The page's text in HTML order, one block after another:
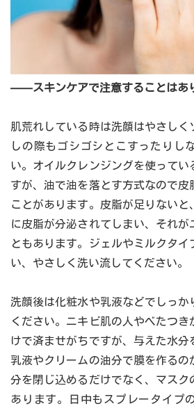
――スキンケアで注意することはあ
肌荒れしている時は洗顔はやさしく
しの際もゴシゴシとこすったりし
い。オイルクレンジングを使って
すが、油で油を落とす方式なので皮
ことがあります。皮脂が足りないと
に皮脂が分泌されてしまい、それが
ともあります。ジェルやミルクタ
い、やさしく洗い流してください。
洗顔後は化粧水や乳液などでしっか
ください。ニキビ肌の人やべたつ
けで済ませがちですが、与えた水分
乳液やクリームの油分で膜を作る
分を閉じ込めるだけでなく、マスク
あります。日中もスプレータイプ